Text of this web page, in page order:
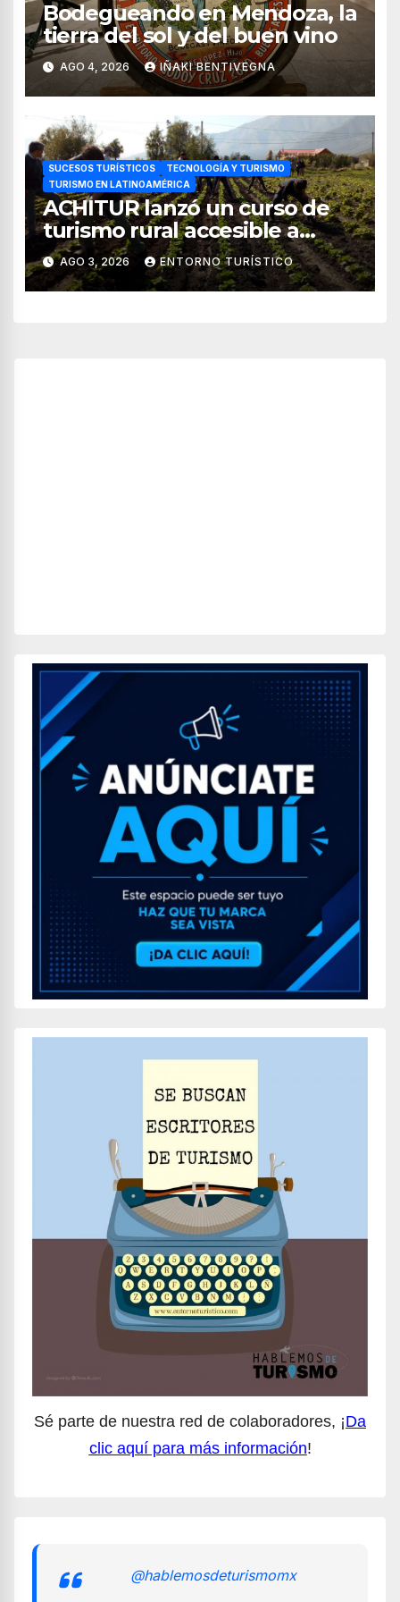
Bodegueando en Mendoza, la
tierra del sol y del buen vino
AGO 4, 2026 IÑAKI BENTIVEGNA
SUCESOS TURÍSTICOS
TECNOLOGÍA Y TURISMO
TURISMO EN LATINOAMÉRICA
ACHITUR lanzó un curso de
turismo rural accesible a
través de WhatsApp
AGO 3, 2026 ENTORNO TURÍSTICO
Sé parte de nuestra red de colaboradores, ¡Da
clic aquí para más información!
@hablemosdeturismomx